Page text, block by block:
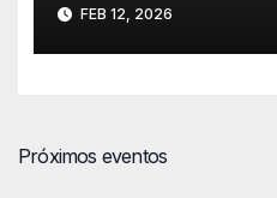
FEB 12, 2026
Próximos eventos